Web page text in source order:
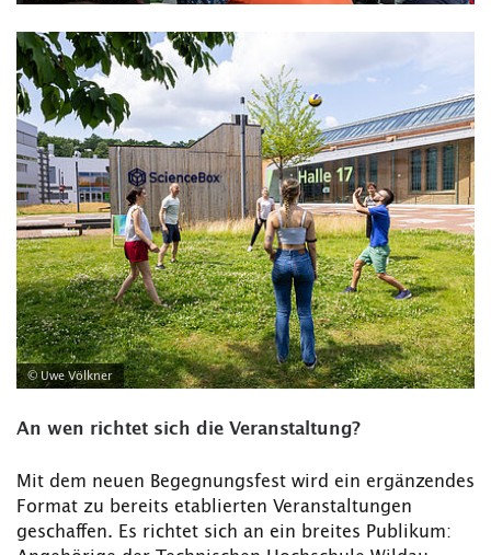
© Uwe Völkner
An wen richtet sich die Veranstaltung?
Mit dem neuen Begegnungsfest wird ein ergänzendes
Format zu bereits etablierten Veranstaltungen
geschaffen. Es richtet sich an ein breites Publikum: